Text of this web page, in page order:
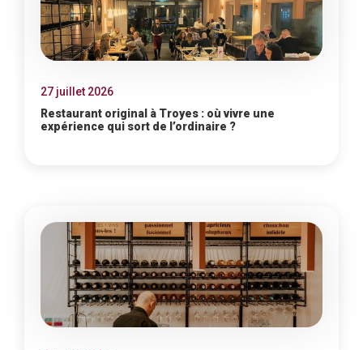
27 juillet 2026
Restaurant original à Troyes : où vivre une
expérience qui sort de l’ordinaire ?